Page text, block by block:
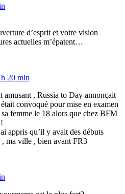
d’esprit et votre vision
actuelles m’épatent…
20 min
amusant , Russia to Day annonçait
convoqué pour mise en examen
femme le 18 alors que chez BFM
appris qu’il y avait des débuts
, ma ville , bien avant FR3